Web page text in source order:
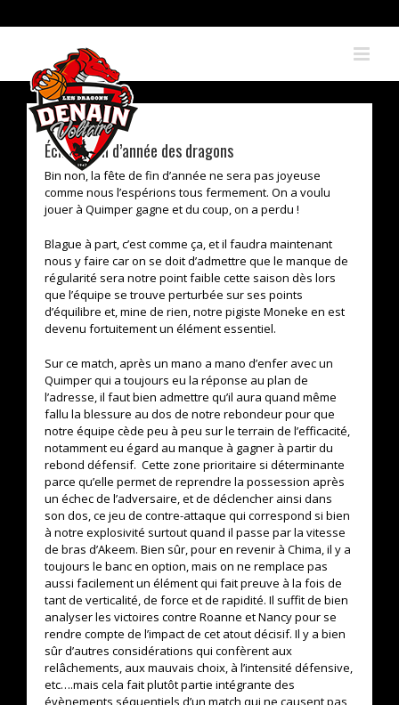
to
Écho de fin d’année des dragons
Bin non, la fête de fin d’année ne sera pas joyeuse
comme nous l’espérions tous fermement. On a voulu
jouer à Quimper gagne et du coup, on a perdu !
Blague à part, c’est comme ça, et il faudra maintenant
nous y faire car on se doit d’admettre que le manque de
régularité sera notre point faible cette saison dès lors
que l’équipe se trouve perturbée sur ses points
d’équilibre et, mine de rien, notre pigiste Moneke en est
devenu fortuitement un élément essentiel.
Sur ce match, après un mano a mano d’enfer avec un
Quimper qui a toujours eu la réponse au plan de
l’adresse, il faut bien admettre qu’il aura quand même
fallu la blessure au dos de notre rebondeur pour que
notre équipe cède peu à peu sur le terrain de l’efficacité,
notamment eu égard au manque à gagner à partir du
rebond défensif. Cette zone prioritaire si déterminante
parce qu’elle permet de reprendre la possession après
un échec de l’adversaire, et de déclencher ainsi dans
son dos, ce jeu de contre-attaque qui correspond si bien
à notre explosivité surtout quand il passe par la vitesse
de bras d’Akeem. Bien sûr, pour en revenir à Chima, il y a
toujours le banc en option, mais on ne remplace pas
aussi facilement un élément qui fait preuve à la fois de
tant de verticalité, de force et de rapidité. Il suffit de bien
analyser les victoires contre Roanne et Nancy pour se
rendre compte de l’impact de cet atout décisif. Il y a bien
sûr d’autres considérations qui confèrent aux
relâchements, aux mauvais choix, à l’intensité défensive,
etc….mais cela fait plutôt partie intégrante des
évènements séquentiels d’un match qui ne causent pas